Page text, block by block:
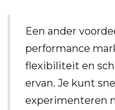
Een ander
performance
flexibiliteit en
ervan. Je kunt
experimenteren